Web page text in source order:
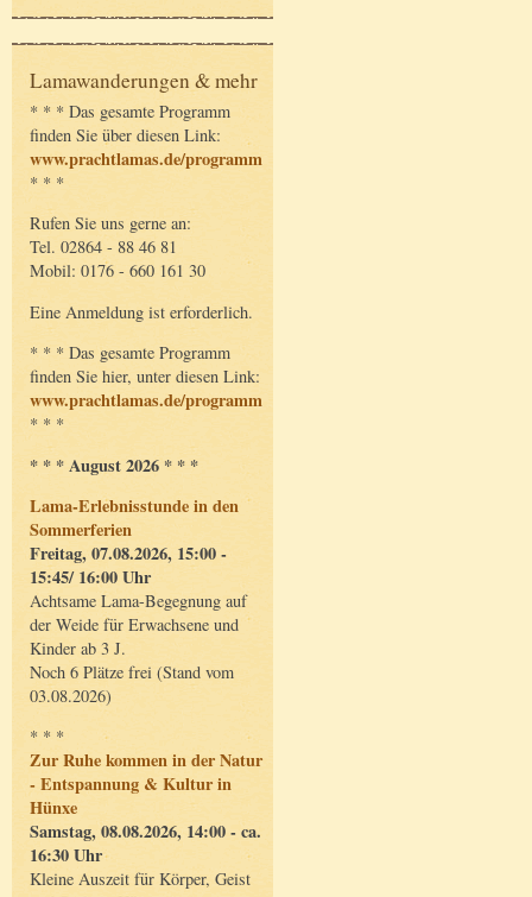
Lamawanderungen & mehr
* * * Das gesamte Programm
finden Sie über diesen Link:
www.prachtlamas.de/programm
* * *
Rufen Sie uns gerne an:
Tel. 02864 - 88 46 81
Mobil: 0176 - 660 161 30
Eine Anmeldung ist erforderlich.
* * * Das gesamte Programm
finden Sie hier, unter diesen Link:
www.prachtlamas.de/programm
* * *
* * * August 2026 * * *
Lama-Erlebnisstunde in den
Sommerferien
Freitag, 07.08.2026, 15:00 -
15:45/ 16:00 Uhr
Achtsame Lama-Begegnung auf
der Weide für Erwachsene und
Kinder ab 3 J.
Noch 6 Plätze frei (Stand vom
03.08.2026)
* * *
Zur Ruhe kommen in der Natur
- Entspannung & Kultur in
Hünxe
Samstag, 08.08.2026, 14:00 - ca.
16:30 Uhr
Kleine Auszeit für Körper, Geist